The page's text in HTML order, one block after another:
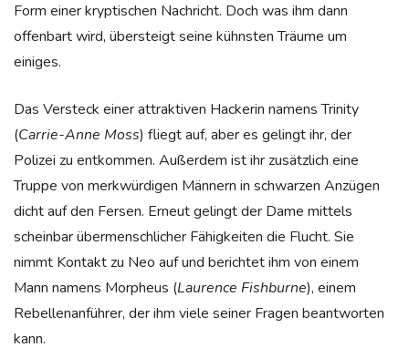
Form einer kryptischen Nachricht. Doch was ihm dann
offenbart wird, übersteigt seine kühnsten Träume um
einiges.
Das Versteck einer attraktiven Hackerin namens Trinity
(Carrie-Anne Moss) fliegt auf, aber es gelingt ihr, der
Polizei zu entkommen. Außerdem ist ihr zusätzlich eine
Truppe von merkwürdigen Männern in schwarzen Anzügen
dicht auf den Fersen. Erneut gelingt der Dame mittels
scheinbar übermenschlicher Fähigkeiten die Flucht. Sie
nimmt Kontakt zu Neo auf und berichtet ihm von einem
Mann namens Morpheus (Laurence Fishburne), einem
Rebellenanführer, der ihm viele seiner Fragen beantworten
kann.